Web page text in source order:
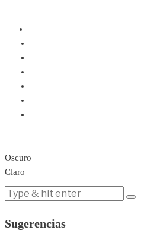
Oscuro
Claro
Sugerencias